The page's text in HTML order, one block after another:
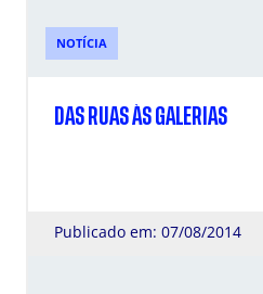
NOTÍCIA
DAS RUAS ÀS GALERIAS
Publicado em: 07/08/2014